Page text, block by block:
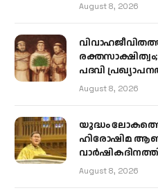
August 8, 2026
രക്തസാക്ഷിത്വം;
പദവി
August 8, 2026
യുദ്ധം
ഹിരോഷിമ
August 8, 2026